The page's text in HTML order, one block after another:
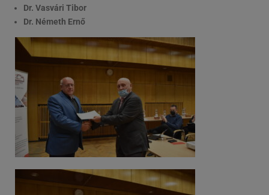
Dr. Vasvári Tibor
Dr. Németh Ernő